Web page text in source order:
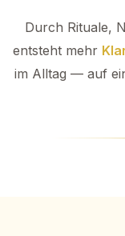
Durch Rituale,
entsteht mehr
im Alltag — auf